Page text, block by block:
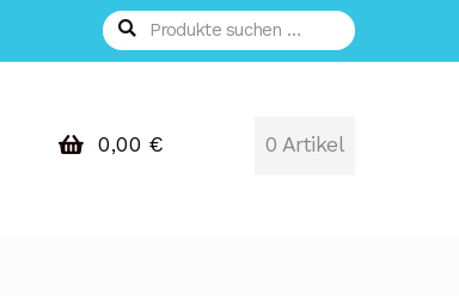
Suchen
nach:
Suchen
0,00 € 0 Artikel